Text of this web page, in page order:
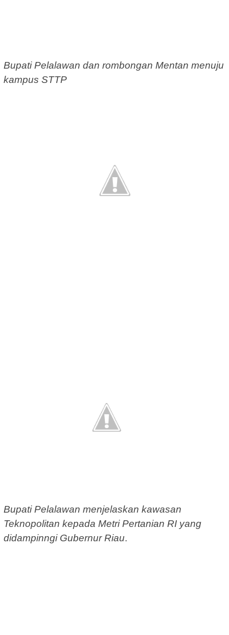
Bupati Pelalawan dan rombongan Mentan menuju
kampus STTP
Bupati Pelalawan menjelaskan kawasan
Teknopolitan kepada Metri Pertanian RI yang
didampinngi Gubernur Riau.